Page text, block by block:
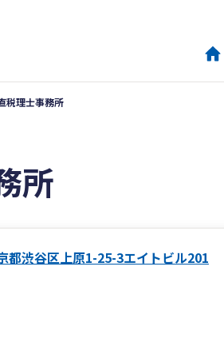
税理士事務所
所
都渋谷区上原1-25-3エイトビル201